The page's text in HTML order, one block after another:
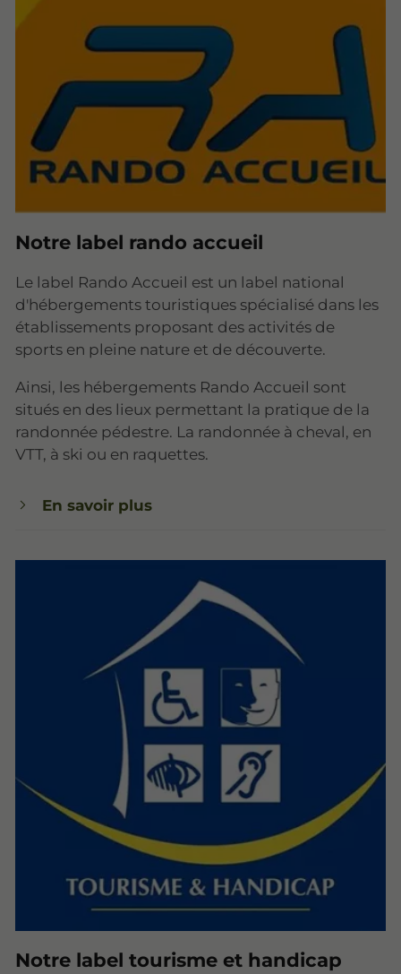
Notre label rando accueil
Le label Rando Accueil est un label national
d'hébergements touristiques spécialisé dans les
établissements proposant des activités de
sports en pleine nature et de découverte.
Ainsi, les hébergements Rando Accueil sont
situés en des lieux permettant la pratique de la
randonnée pédestre. La randonnée à cheval, en
VTT, à ski ou en raquettes.
En savoir plus
Notre label tourisme et handicap